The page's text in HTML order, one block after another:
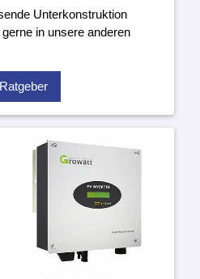
Unterkonstruktion
in unsere anderen
Ratgeber